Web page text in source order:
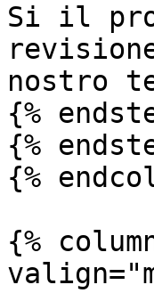
Si il
nostro
{%
{%
{%
{%